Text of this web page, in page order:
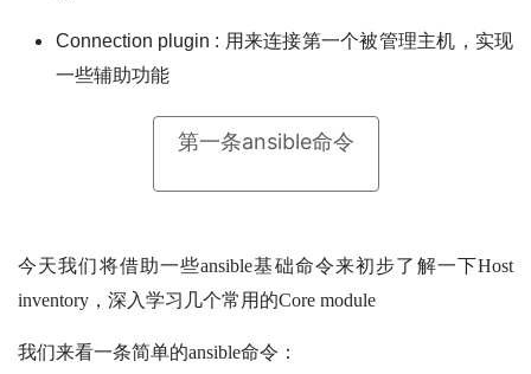
Connection plugin : 用来连接第一个被管理主机，实现
一些辅助功能
第一条ansible命令
今天我们将借助一些ansible基础命令来初步了解一下Host
inventory，深入学习几个常用的Core module
我们来看一条简单的ansible命令：